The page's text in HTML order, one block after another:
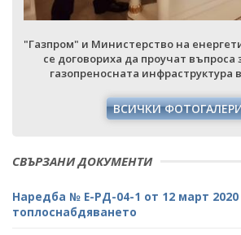
"Газпром" и Министерство на
се договориха да проучат въпроса
газопреносната инфраструктура
ВСИЧКИ
СВЪРЗАНИ ДОКУМЕНТИ
Наредба № Е-РД-04-1 от 12 март 2020
топлоснабдяването